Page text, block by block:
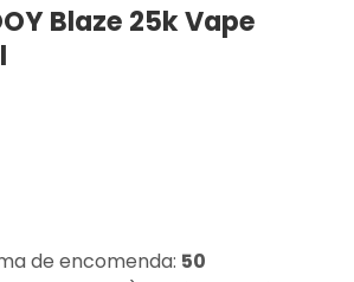
Blaze 25k Vape
de encomenda: 50